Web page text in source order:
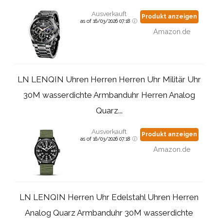
Ausverkauft
as of 16/03/2026 07:18
Produkt anzeigen
Amazon.de
LN LENQIN Uhren Herren Herren Uhr Militär Uhr
30M wasserdichte Armbanduhr Herren Analog
Quarz...
Ausverkauft
as of 16/03/2026 07:18
Produkt anzeigen
Amazon.de
LN LENQIN Herren Uhr Edelstahl Uhren Herren
Analog Quarz Armbanduhr 30M wasserdichte